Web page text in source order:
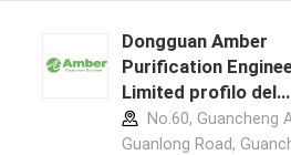
Dongguan Amber
Purification
Limited profilo del
produttore
No.60, Guancheng
Guanlong Road,